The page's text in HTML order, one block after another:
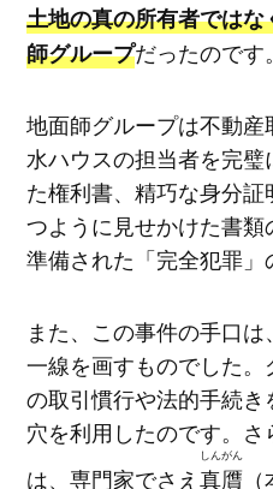
土地の真の所有者では
師グループだったのです。
地面師グループは不動
水ハウスの担当者を完
た権利書、精巧な身分
つように見せかけた書
準備された「完全犯罪」
また、この事件の手口
一線を画すものでした
の取引慣行や法的手続
穴を利用したのです。
は、専門家でさえ 真贋
しんがん